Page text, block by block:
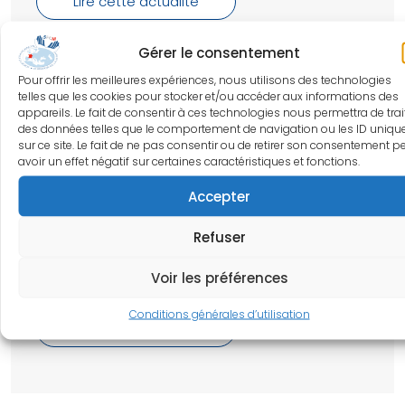
Gérer le consentement
Pour offrir les meilleures expériences, nous utilisons des technologies
telles que les cookies pour stocker et/ou accéder aux informations des
appareils. Le fait de consentir à ces technologies nous permettra de
des données telles que le comportement de navigation ou les ID
sur ce site. Le fait de ne pas consentir ou de retirer son consentement
avoir un effet négatif sur certaines caractéristiques et fonctions.
Accepter
Refuser
Voir les préférences
Conditions générales d’utilisation
Publié le 07 août 2026
L’anatomie du châtiment : Ravaillac
et Damiens, ou la main sacrifiée
Madame la Professeure Auquit-Auckbur du 03
Juillet ROUEN Fabrice RABARIN, Centre de la
Main, Angers Assistance Main, Trélazé
Introduction La main constitue, dans l’histoire
des représentations politiques et religieuses,